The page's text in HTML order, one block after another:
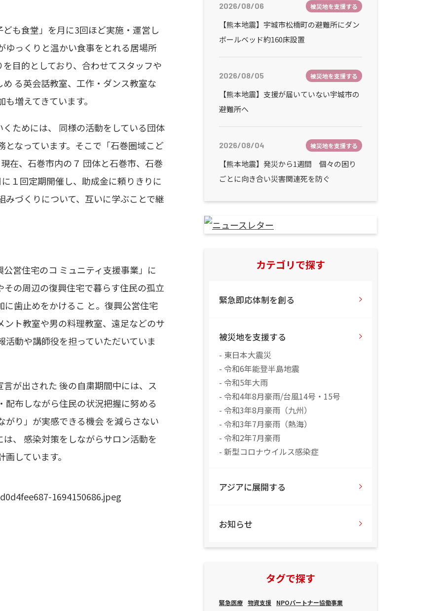
も食堂」を月に3回ほど実施・運営し
ゆっくりと温かい食事をとれる居場所
目的としており、合わせてスタッフや
る英会話教室、工作・ダンス教室な
も増えてきています。
ためには、 同様の活動をしている団体
なっています。そこで「石巻圏域こど
在、石巻市内の７ 団体と石巻市、石巻
１回定期開催し、助成金に頼りきりに
づくりについて、互いに学ぶことで継
営住宅のコ ミュニティ支援事業」に
の周辺の復興住宅で暮らす住民の孤立
歯止めをかけるこ と。復興公営住宅
ト教室や男の料理教室、遠足などのサ
動や講師役を担っていただいていま
が出された 後の自粛期間中には、ス
配布しながら住民の状況把握に努める
がり」が実感できる機会 を減らさない
、 感染対策をしながらサロン活動を
しています。
2026/08/06 被災地を支援する
【熊本地震】宇城市松橋町の避難所にダン
ボールベッド約160床設置
2026/08/05 被災地を支援する
【熊本地震】支援が届いていない宇城市の
避難所へ
2026/08/04 被災地を支援する
【熊本地震】発災から1週間 個々の困り
ごとに向き合い災害関連死を防ぐ
カテゴリで探す
緊急即応体制を創る
被災地を支援する
- 東日本大震災
- 令和6年能登半島地震
- 令和5年大雨
- 令和4年8月豪雨/台風14号・15号
- 令和3年8月豪雨（九州）
- 令和3年7月豪雨（熱海）
- 令和2年7月豪雨
- 新型コロナウイルス感染症
アジアに展開する
お知らせ
タグで探す
緊急医療 物資支援 NPOパートナー協働事業